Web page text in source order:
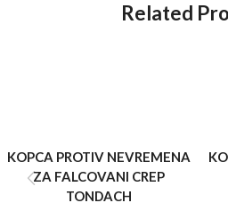
Related
KOPCA PROTIV NEVREMENA
ZA FALCOVANI CREP
TONDACH